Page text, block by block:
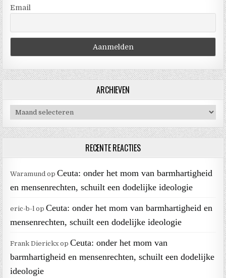
Email
ARCHIEVEN
Archieven
RECENTE REACTIES
Waramund opCeuta: onder het mom van barmhartigheid
en mensenrechten, schuilt een dodelijke ideologie
eric-b-l opCeuta: onder het mom van barmhartigheid en
mensenrechten, schuilt een dodelijke ideologie
Frank DierickxopCeuta: onder het mom van
barmhartigheid en mensenrechten, schuilt een dodelijke
ideologie